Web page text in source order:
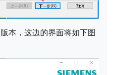
本，这边的界面将如下图